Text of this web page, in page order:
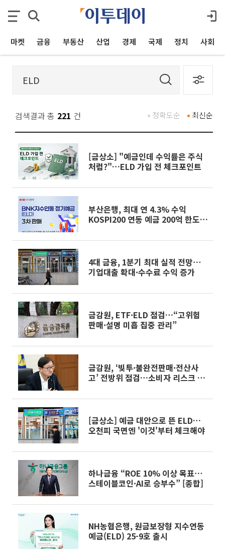
마켓 금융 부동산 산업 경제 국제 정치 사회
검색결과 총 221 건 최신순
정확도순
[금상소] "예금인데 수익률은 주식
처럼?"…ELD 가입 전 체크포인트
부산은행, 최대 연 4.3% 수익
KOSPI200 연동 예금 200억 한도
4대 금융, 1분기 최대 실적 전망⋯
기업대출 확대·수수료 수익 증가
금감원, ETF·ELD 점검…“고위험
판매·설명 미흡 집중 관리”
금감원, ‘빚투·불완전판매·전산사
고’ 전방위 점검…소비자 리스크 선
[금상소] 예금 대안으로 뜬 ELD…
오천피 국면엔 '이것'부터 체크해야
하나금융 “ROE 10% 이상 목표⋯
스테이블코인·AI로 승부수” [종합]
NH농협은행, 원금보장형 지수연동
예금(ELD) 25-9호 출시